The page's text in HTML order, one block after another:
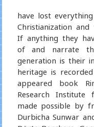
have lost
Christianization
If anything they
of and narrate
generation is their
heritage is
appeared book
Research Institute
made possible by
Durbicha Sunwar